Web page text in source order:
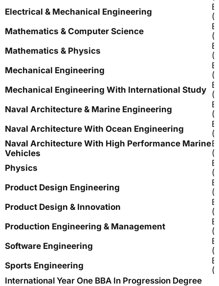
Electrical & Mechanical Engineering
Mathematics & Computer Science
Mathematics & Physics
Mechanical Engineering
Mechanical Engineering With International Study
Naval Architecture & Marine Engineering
Naval Architecture With Ocean Engineering
Naval Architecture With High Performance Marine
Vehicles
Physics
Product Design Engineering
Product Design & Innovation
Production Engineering & Management
Software Engineering
Sports Engineering
International Year One BBA In Progression Degree